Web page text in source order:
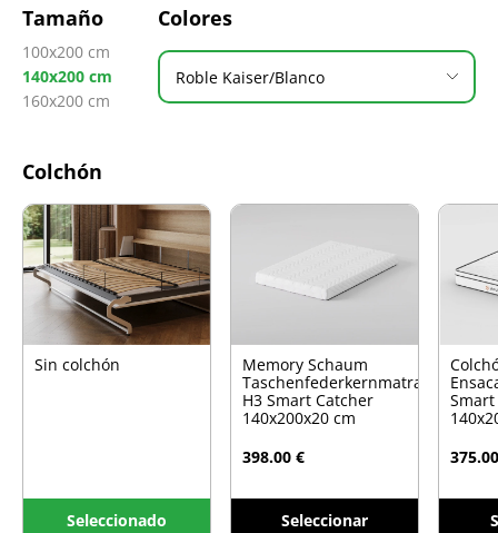
Tamaño
100x200 cm
140x200 cm
160x200 cm
Colores
Roble Kaiser/Blanco
Colchón
Sin colchón
Seleccionado
Memory Schaum
Taschenfederkernmatratze
H3 Smart Catcher
140x200x20 cm
398.00 €
Seleccionar